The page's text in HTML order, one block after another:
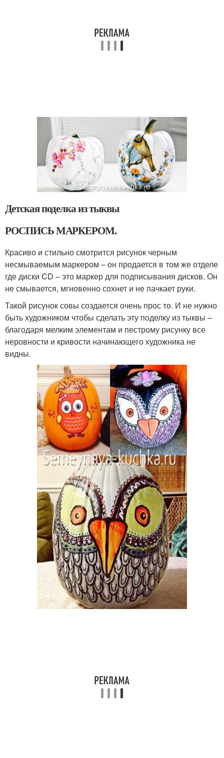
Детская поделка из тыквы
РОСПИСЬ МАРКЕРОМ.
Красиво и стильно смотрится рисунок черным
несмываемым маркером – он продается в том же отделе
где диски CD – это маркер для подписывания дисков. Он
не смывается, мгновенно сохнет и не пачкает руки.
Такой рисунок совы создается очень прос то. И не нужно
быть художником чтобы сделать эту поделку из тыквы –
благодаря мелким элементам и пестрому рисунку все
неровности и кривости начинающего художника не
видны.